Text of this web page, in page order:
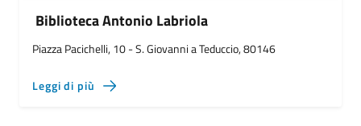
Biblioteca Antonio Labriola
Piazza Pacichelli, 10 - S. Giovanni a Teduccio, 80146
Leggi di più